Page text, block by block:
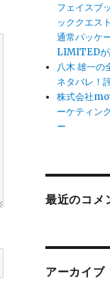
フェイスブ
ッククエス
通常パッケ
LIMITEDが
八木 雄一の
ネタバレ！
株式会社
ーケティン
ー
最近のコメ
アーカイブ